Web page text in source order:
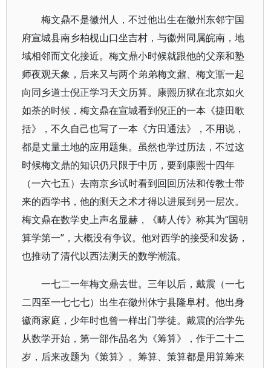
梅文鼎不是徽州人，不过他出生在徽州东邻宁国
府宣城县南乡柏枧山口坐吉村，与徽州同属皖南，地
域相邻而文化接近。梅文鼎小时候就跟他的父亲和塾
师夜观天象，后来又与两个弟弟梅文鼐、梅文鼏一起
向同乡道士倪正学习天文历算。康熙历狱在北京如火
如荼的时候，梅文鼎在宣城看到倪正的一本《捷田歌
括》，不久自己也写了一本《方田通法》，不用说，
都是丈量土地的应用题集。虽然也学过历法，不过这
时候梅文鼎的知识仍只限于中历，要到康熙十四年
（一六七五）去南京乡试时看到回回历法和传教士带
来的西学书，他的测天之术才得以进展到另一层次。
梅文鼎在数学史上声名显赫，《畴人传》称其为“国朝
算学第一”，大概没有争议。他对西学的接受和发扬，
也推动了清代以西法测天的数学潮流。
一七二一年梅文鼎去世。三年以后，戴震（一七
二四至一七七七）出生在徽州休宁县隆阜村。他出身
徽商家庭，少年时也曾一样出门学徒。戴震的治学先
从数学开始，第一部作品名为《筹算》，作于二十二
岁，后来改题为《策算》。筹算、策算都是用算筹来